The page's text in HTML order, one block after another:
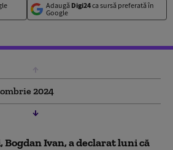
Adaugă Digi24ca sursă preferată în
Google
2024
Ivan, a declarat luni că